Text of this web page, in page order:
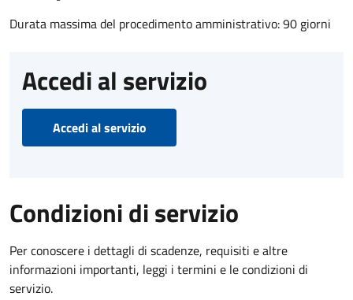
Durata massima del procedimento amministrativo: 90 giorni
Accedi al servizio
Accedi al servizio
Condizioni di servizio
Per conoscere i dettagli di scadenze, requisiti e altre
informazioni importanti, leggi i termini e le condizioni di
servizio.